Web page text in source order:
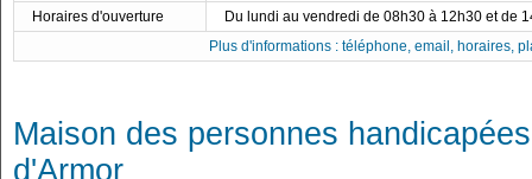
Horaires d'ouverture
Du lundi au vendredi de 08h30 à 12h30 et de
Plus d'informations : téléphone, email, horaires,
Maison des personnes
d'Armor